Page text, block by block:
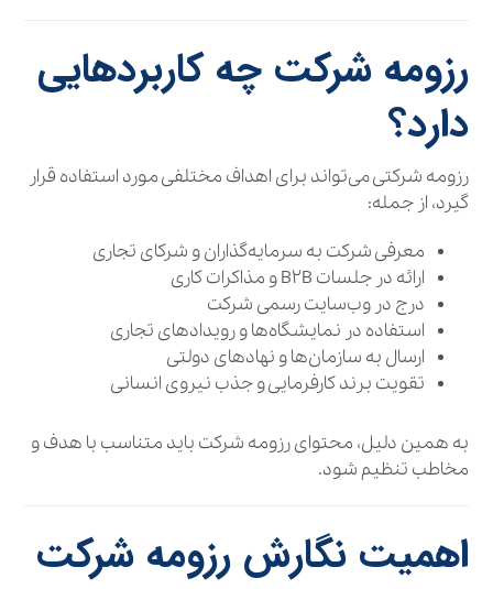
رزومه شرکت چه کاربردهایی
دارد؟
رزومه شرکتی می‌تواند برای اهداف مختلفی مورد استفاده قرار
گیرد، از جمله:
معرفی شرکت به سرمایه‌گذاران و شرکای تجاری
ارائه در جلسات B۲B و مذاکرات کاری
درج در وب‌سایت رسمی شرکت
استفاده در نمایشگاه‌ها و رویدادهای تجاری
ارسال به سازمان‌ها و نهادهای دولتی
تقویت برند کارفرمایی و جذب نیروی انسانی
به همین دلیل، محتوای رزومه شرکت باید متناسب با هدف و
مخاطب تنظیم شود.
اهمیت نگارش رزومه شرکت